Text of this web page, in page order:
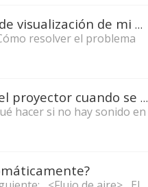
¿Cómo hacer que la pantalla se ajuste al área de visualización de mi proyector?
resolver el problema
¿Qué hacer si no hay sonido en los altavoces del proyector cuando se conecta la PC/computadora portátil al proyector?
hacer si no hay sonido en